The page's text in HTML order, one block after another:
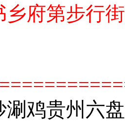
乡府第步行街
涮鸡贵州六